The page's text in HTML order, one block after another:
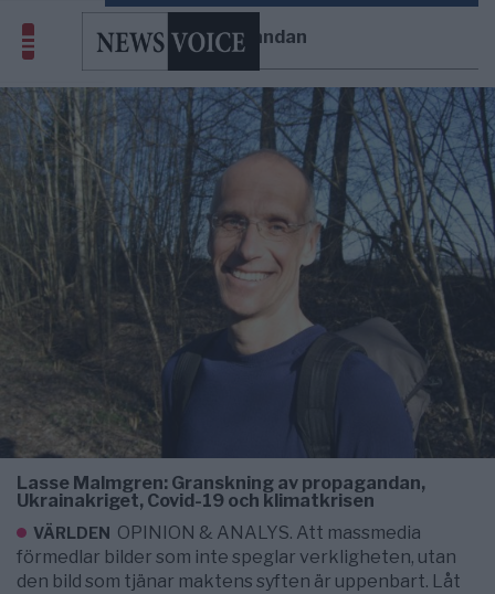
propagandan
Lasse Malmgren: Granskning av propagandan,
Ukrainakriget, Covid-19 och klimatkrisen
VÄRLDEN OPINION & ANALYS. Att massmedia
förmedlar bilder som inte speglar verkligheten, utan
den bild som tjänar maktens syften är uppenbart. Låt